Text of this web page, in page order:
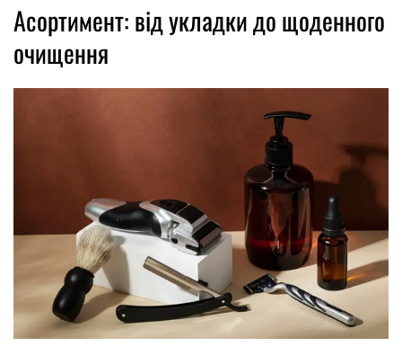
Асортимент: від укладки до щоденного
очищення